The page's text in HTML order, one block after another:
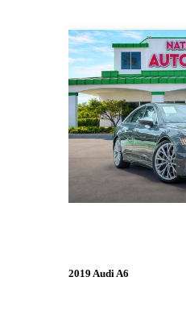
2019 Audi A6